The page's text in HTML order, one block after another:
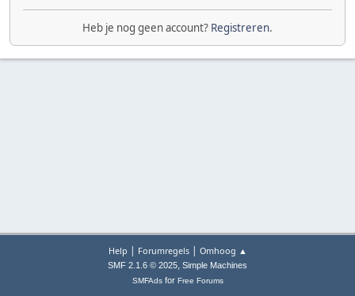
Heb je nog geen account? Registreren.
Help | Forumregels| Omhoog ▲
SMF 2.1.6 © 2025, Simple Machines
SMFAdsfor Free Forums